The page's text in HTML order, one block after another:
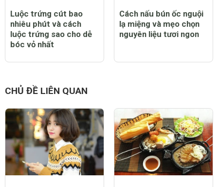
Luộc trứng cút bao
nhiêu phút và cách
luộc trứng sao cho dễ
bóc vỏ nhất
Cách nấu bún ốc nguội
lạ miệng và mẹo chọn
nguyên liệu tươi ngon
CHỦ ĐỀ LIÊN QUAN